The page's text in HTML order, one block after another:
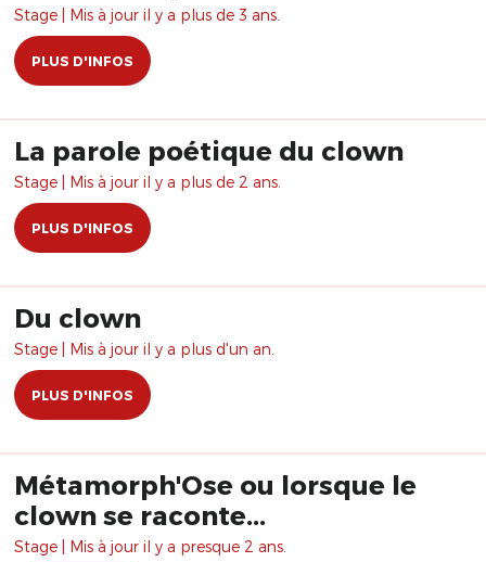
Stage | Mis à jour il y a plus de 3 ans.
PLUS D'INFOS
La parole poétique du clown
Stage | Mis à jour il y a plus de 2 ans.
PLUS D'INFOS
Du clown
Stage | Mis à jour il y a plus d'un an.
PLUS D'INFOS
Métamorph'Ose ou lorsque le
clown se raconte...
Stage | Mis à jour il y a presque 2 ans.